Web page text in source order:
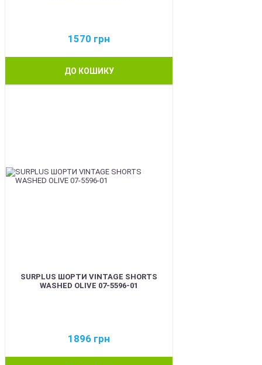
1570 грн
ДО КОШИКУ
SURPLUS ШОРТИ VINTAGE SHORTS
WASHED OLIVE 07-5596-01
1896 грн